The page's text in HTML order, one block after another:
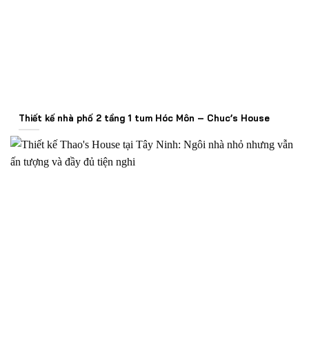
Thiết kế nhà phố 2 tầng 1 tum Hóc Môn – Chuc’s House